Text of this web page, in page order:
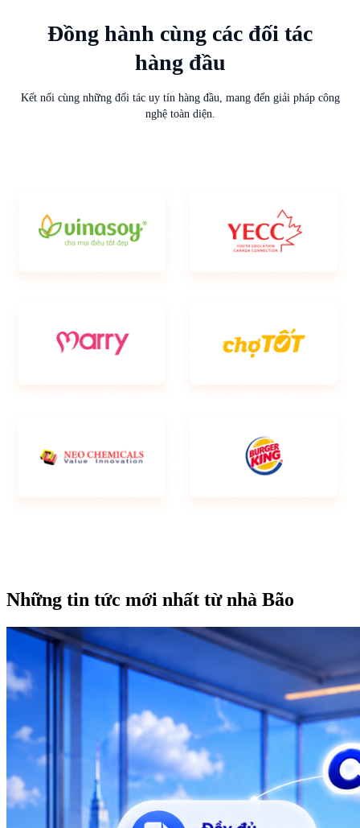
Đồng hành cùng các đối tác
hàng đầu
Kết nối cùng những đối tác uy tín hàng đầu, mang đến giải pháp công
nghệ toàn diện.
Những tin tức mới nhất từ nhà Bão